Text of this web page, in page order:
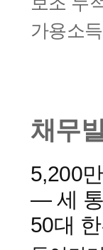
가용소
채무
5,200
— 세
50대